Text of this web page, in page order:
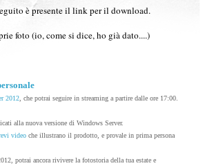
è presente il link per il download.
foto (io, come si dice, ho già dato....)
2012, che potrai seguire in streaming a partire dalle ore 17:00.
alla nuova versione di Windows Server.
videoche illustrano il prodotto, e provale in prima persona
potrai ancora rivivere la fotostoria della tua estate e